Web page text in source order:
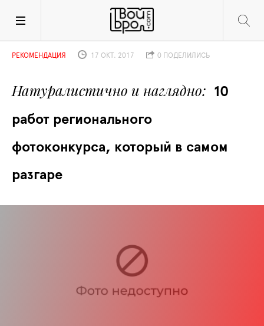
Натуралистично и наглядно
10
работ регионального
фотоконкурса, который в самом
разгаре
РЕКОМЕНДАЦИЯ 17 ОКТ. 2017 0 ПОДЕЛИЛИСЬ